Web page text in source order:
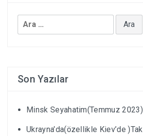
Arama:
Son Yazılar
Minsk Seyahatim(Temmuz
Ukrayna’da(özellikle Kiev’de